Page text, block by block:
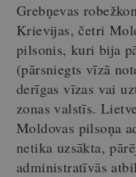
Grebņevas
Krievijas, četri
pilsonis, kuri bija
(pārsniegts vīzā
derīgas vīzas vai
zonas valstīs.
Moldovas pilsoņa
netika uzsākta,
administratīvās